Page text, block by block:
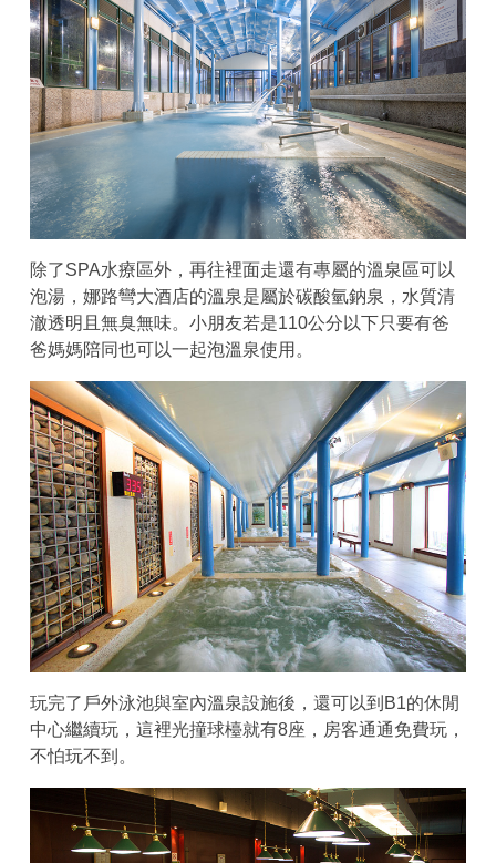
除了SPA水療區外，再往裡面走還有專屬的溫泉區可以
泡湯，娜路彎大酒店的溫泉是屬於碳酸氫鈉泉，水質清
澈透明且無臭無味。小朋友若是110公分以下只要有爸
爸媽媽陪同也可以一起泡溫泉使用。
玩完了戶外泳池與室內溫泉設施後，還可以到B1的休閒
中心繼續玩，這裡光撞球檯就有8座，房客通通免費玩，
不怕玩不到。